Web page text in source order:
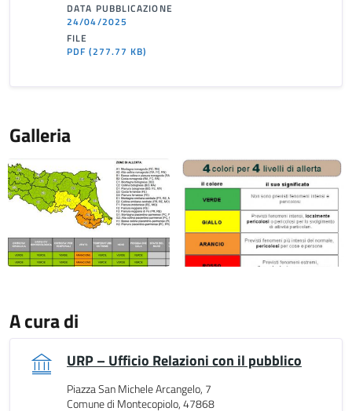
DATA PUBBLICAZIONE
24/04/2025
FILE
PDF(277.77 KB)
Galleria
A cura di
URP – Ufficio Relazioni con il pubblico
Piazza San Michele Arcangelo, 7
Comune di Montecopiolo, 47868